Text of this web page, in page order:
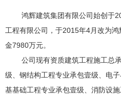
鸿辉建筑集团有限公司始创于
工程有限公司，于2015年4月改为
金7980万元。
公司现有资质建筑工程施工总承
级、钢结构工程专业承包壹级、电
基基础工程专业承包壹级、消防设